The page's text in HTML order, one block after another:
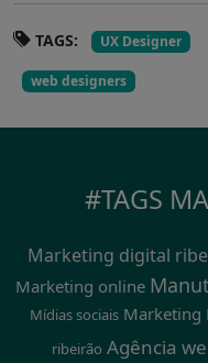
TAGS: UX Designer
web designers
#TAGS
Marketing digital
Marketing online
Mídias sociais Marketing
ribeirão Agência